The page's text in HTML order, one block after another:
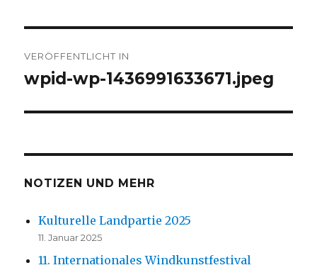
Navigation
VERÖFFENTLICHT IN
wpid-wp-1436991633671.jpeg
NOTIZEN UND MEHR
Kulturelle Landpartie 2025
11. Januar 2025
11. Internationales Windkunstfestival